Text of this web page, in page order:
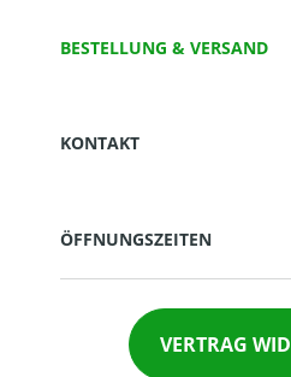
BESTELLUNG & VERSAND
KONTAKT
ÖFFNUNGSZEITEN
VERTRAG